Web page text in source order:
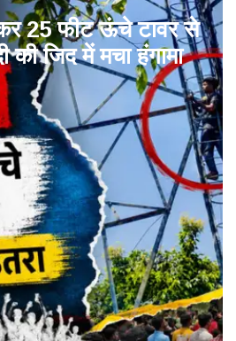
25 फीट ऊंचे टावर से
की जिद में मचा हंगामा